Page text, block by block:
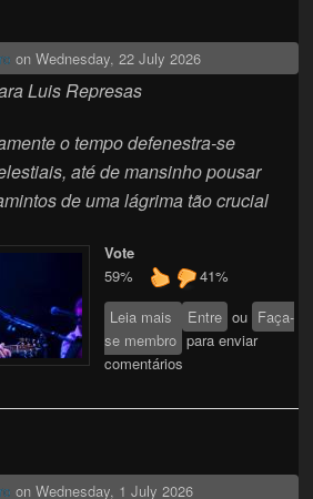
onWednesday, 22 July 2026
Luis Represas
o tempo defenestra-se
até de mansinho pousar
de uma lágrima tão crucial
Vote
59%
41%
Leia mais sobre
PERDIDAMENTE
Entre ou Faça-
se membro para enviar
comentários
onWednesday, 1 July 2026